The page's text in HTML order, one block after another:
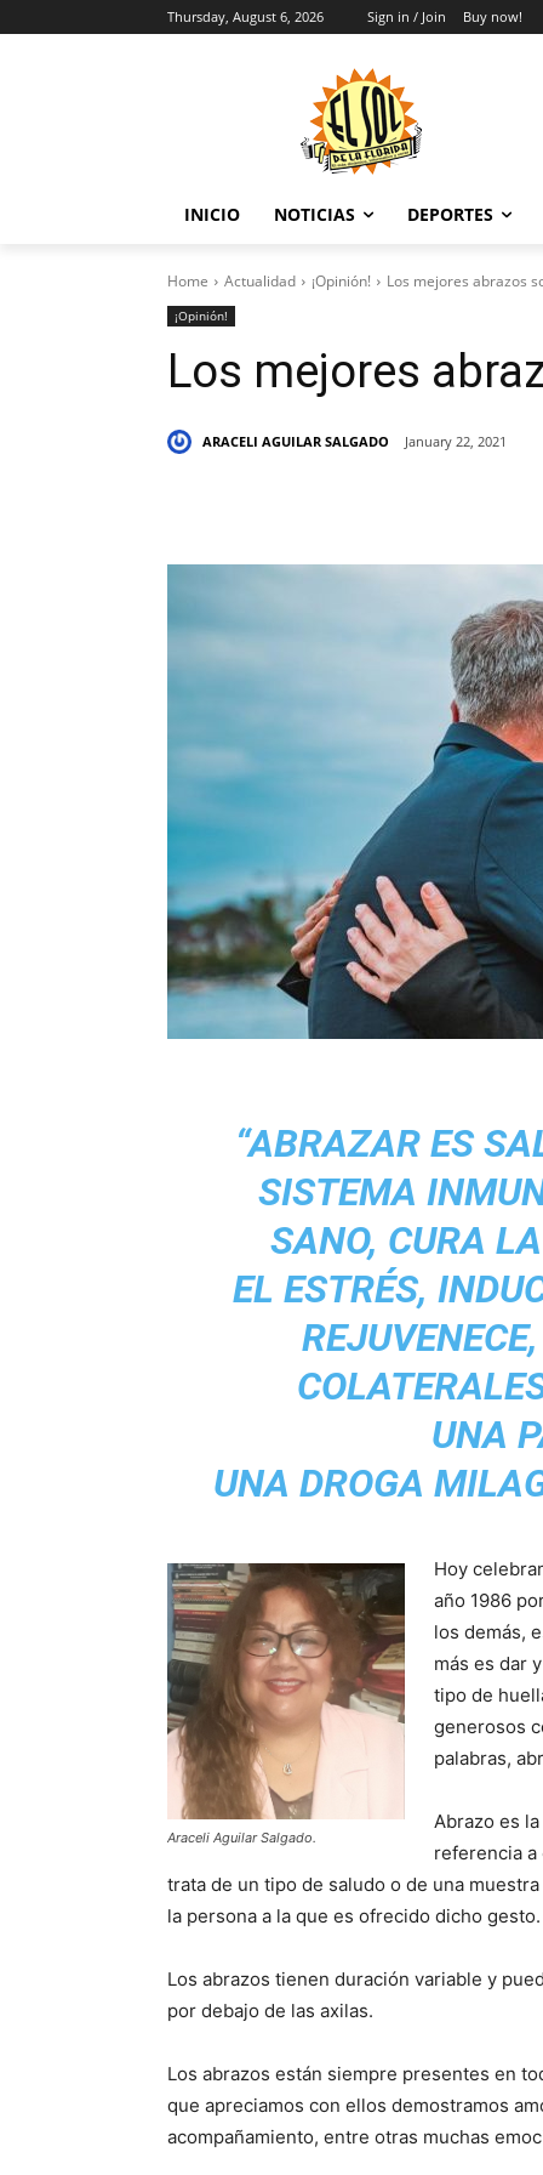
Thursday, August 6, 2026 Sign in / Join Buy now!
INICIO NOTICIAS DEPORTES
Home Actualidad ¡Opinión! Los mejores abrazos
¡Opinión!
Los mejores
ARACELI AGUILAR SALGADO January 22, 2021
“ABRAZAR ES
SISTEMA
SANO, CURA
EL ESTRÉS,
UNA
UNA DROGA
Araceli Aguilar Salgado.
Hoy
año 1986
los demás,
más es dar
tipo de
generosos
palabras,
Abrazo es
referencia
trata de un tipo de saludo o de una
la persona a la que es ofrecido dicho
Los abrazos tienen duración variable y
por debajo de las axilas.
Los abrazos están siempre presentes en
que apreciamos con ellos demostramos
acompañamiento, entre otras muchas